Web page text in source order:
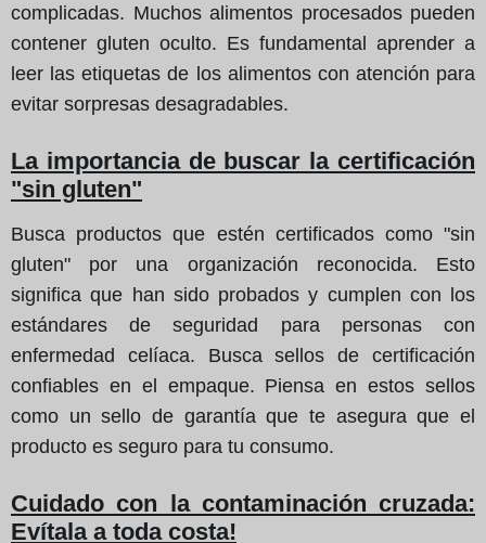
complicadas. Muchos alimentos procesados pueden
contener gluten oculto. Es fundamental aprender a
leer las etiquetas de los alimentos con atención para
evitar sorpresas desagradables.
La importancia de buscar la certificación
"sin gluten"
Busca productos que estén certificados como "sin
gluten" por una organización reconocida. Esto
significa que han sido probados y cumplen con los
estándares de seguridad para personas con
enfermedad celíaca. Busca sellos de certificación
confiables en el empaque. Piensa en estos sellos
como un sello de garantía que te asegura que el
producto es seguro para tu consumo.
Cuidado con la contaminación cruzada:
Evítala a toda costa!